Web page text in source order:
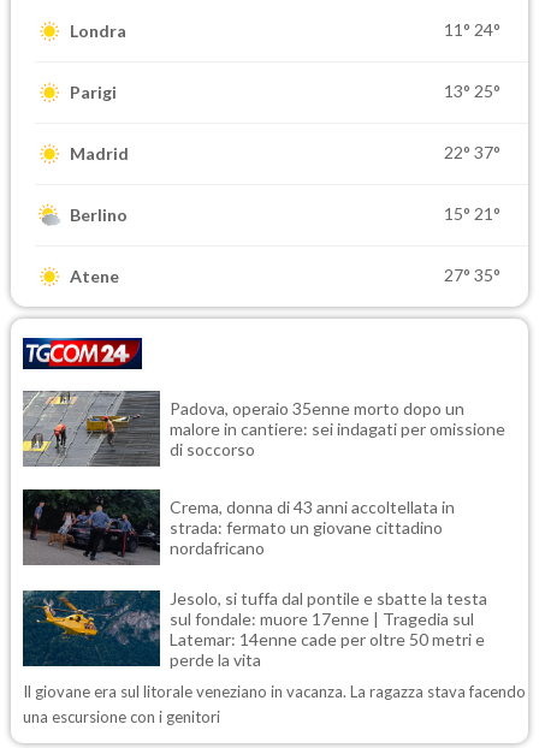
Londra 11° 24°
Parigi 13° 25°
Madrid 22° 37°
Berlino 15° 21°
Atene 27° 35°
Padova, operaio 35enne morto dopo un
malore in cantiere: sei indagati per omissione
di soccorso
Crema, donna di 43 anni accoltellata in
strada: fermato un giovane cittadino
nordafricano
Jesolo, si tuffa dal pontile e sbatte la testa
sul fondale: muore 17enne | Tragedia sul
Latemar: 14enne cade per oltre 50 metri e
perde la vita
Il giovane era sul litorale veneziano in vacanza. La ragazza stava facendo
una escursione con i genitori